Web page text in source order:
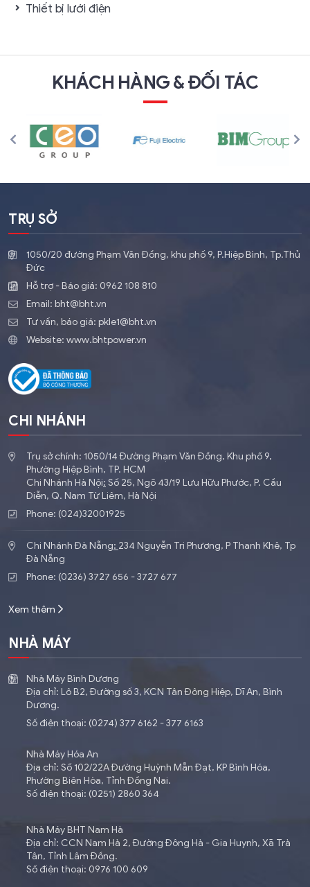
Thiết bị lưới điện
KHÁCH HÀNG & ĐỐI TÁC
TRỤ SỞ
1050/20 đường Phạm Văn Đồng, khu phố 9, P.Hiệp Bình, Tp.Thủ
Đức
Hỗ trợ - Báo giá: 0962 108 810
Email: bht@bht.vn
Tư vấn, báo giá: pkle1@bht.vn
Website: www.bhtpower.vn
CHI NHÁNH
Trụ sở chính: 1050/14 Đường Phạm Văn Đồng, Khu phố 9,
Phường Hiệp Bình, TP. HCM
Chi Nhánh Hà Nội: ​Số 25, Ngõ 43/19 Lưu Hữu Phước, P. Cầu
Diễn, Q. Nam Từ Liêm, Hà Nội
Phone: (024)32001925
Chi Nhánh Đà Nẵng: 234 Nguyễn Tri Phương, P Thanh Khê, Tp
Đà Nẵng
Phone: (0236) 3727 656 - 3727 677
Xem thêm
NHÀ MÁY
Nhà Máy Bình Dương
Địa chỉ: Lô B2, Đường số 3, KCN Tân Đông Hiệp, Dĩ An, Bình
Dương.
Số điện thoại: (0274) 377 6162 - 377 6163
Nhà Máy Hóa An
Địa chỉ: Số 102/22A Đường Huỳnh Mẫn Đạt, KP Bình Hóa,
Phường Biên Hòa, Tỉnh Đồng Nai.
Số điện thoại: (0251) 2860 364
Nhà Máy BHT Nam Hà
Địa chỉ: CCN Nam Hà 2, Đường Đông Hà - Gia Huynh, Xã Trà
Tân, Tỉnh Lâm Đồng.
Số điện thoại: 0976 100 609